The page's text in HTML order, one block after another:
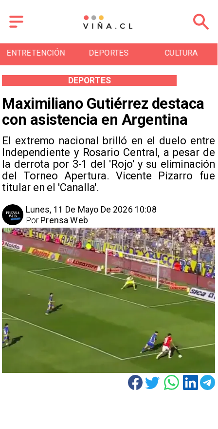
ENTRETENCIÓN DEPORTES CULTURA
Maximiliano Gutiérrez destaca
con asistencia en Argentina
El extremo nacional brilló en el duelo entre
Independiente y Rosario Central, a pesar de
la derrota por 3-1 del 'Rojo' y su eliminación
del Torneo Apertura. Vicente Pizarro fue
titular en el 'Canalla'.
DEPORTES
Lunes, 11 De Mayo De 2026 10:08
Prensa Web
Por